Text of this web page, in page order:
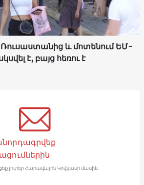
Ռուսաստանից և մոտենում ԵՄ-
է, բայց հեռու է
լուրեր Հարավային Կովկասի մասին